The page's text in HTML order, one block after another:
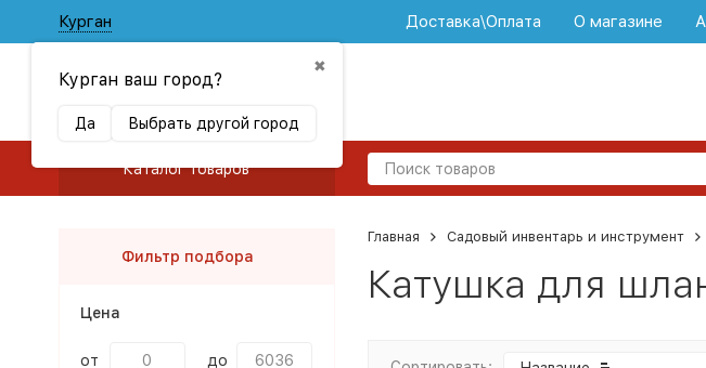
Курган
✖
Курган ваш город?
Да Выбрать другой город
Доставка\Оплата О магазине
Каталог товаров
Главная Садовый инвентарь и инструмент
Катушка для
Фильтр подбора
Цена
от до